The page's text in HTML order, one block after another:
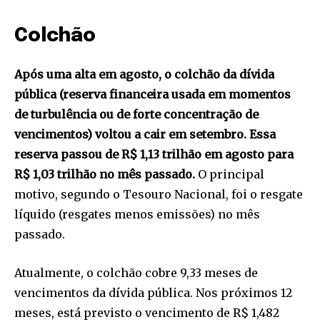
Colchão
Após uma alta em agosto, o colchão da dívida
pública (reserva financeira usada em momentos
de turbulência ou de forte concentração de
vencimentos) voltou a cair em setembro. Essa
reserva passou de R$ 1,13 trilhão em agosto para
R$ 1,03 trilhão no mês passado. O principal
motivo, segundo o Tesouro Nacional, foi o resgate
líquido (resgates menos emissões) no mês
passado.
Atualmente, o colchão cobre 9,33 meses de
vencimentos da dívida pública. Nos próximos 12
meses, está previsto o vencimento de R$ 1,482